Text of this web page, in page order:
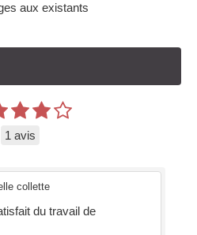
aux existants
1 avis
collette
du travail de